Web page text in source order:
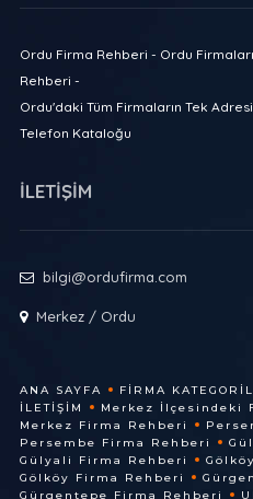
Ordu Firma Rehberi - Ordu
Rehberi -
Ordu'daki Tüm Firmaların Tek
Telefon Kataloğu
İLETİŞİM
bilgi@ordufirma.com
Merkez / Ordu
ANA SAYFA FIRMA
İLETIŞIM
Merkez İlçesindeki
Merkez Firma Rehberi
Persembe Firma Rehberi
Gülyali Firma Rehberi
Gölköy Firma Rehberi
Gürgentepe Firma Rehberi